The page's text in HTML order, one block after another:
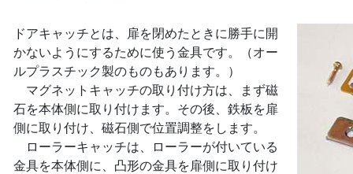
ドアキャッチとは、扉を閉めたときに勝手に開
かないようにするために使う金具です。（オー
ルプラスチック製のものもあります。）
マグネットキャッチの取り付け方は、まず磁
石を本体側に取り付けます。その後、鉄板を扉
側に取り付け、磁石側で位置調整をします。
ローラーキャッチは、ローラーが付いている
金具を本体側に、凸形の金具を扉側に取り付け